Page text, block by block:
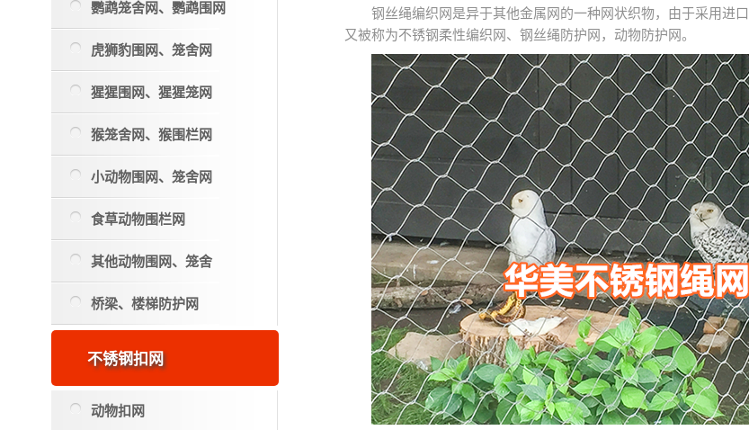
鹦鹉笼舍网、鹦鹉围网
虎狮豹围网、笼舍网
猩猩围网、猩猩笼网
猴笼舍网、猴围栏网
小动物围网、笼舍网
食草动物围栏网
其他动物围网、笼舍
桥梁、楼梯防护网
不锈钢扣网
动物扣网
钢丝绳编织网是异于其他金属网的一种网状织物，由于采用进口
又被称为不锈钢柔性编织网、钢丝绳防护网，动物防护网。